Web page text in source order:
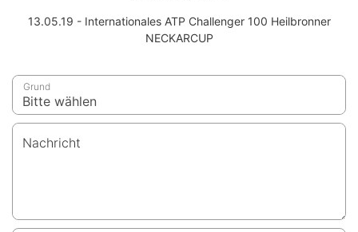
13.05.19 - Internationales ATP Challenger 100 Heilbronner
NECKARCUP
Grund
Nachricht